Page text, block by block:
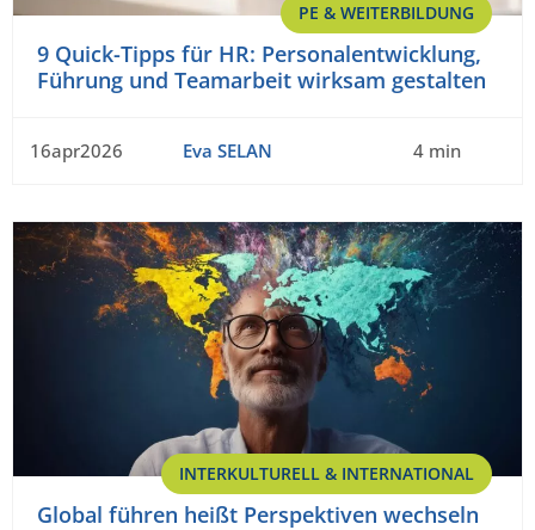
PE & WEITERBILDUNG
9 Quick-Tipps für HR: Personalentwicklung,
Führung und Teamarbeit wirksam gestalten
16apr2026 Eva SELAN 4 min
INTERKULTURELL & INTERNATIONAL
Global führen heißt Perspektiven wechseln